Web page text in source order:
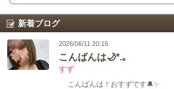
新着ブログ
2026/06/11 20:16
こんばんは🌙*.｡
すず
こんばんは！おすずです🔔✨